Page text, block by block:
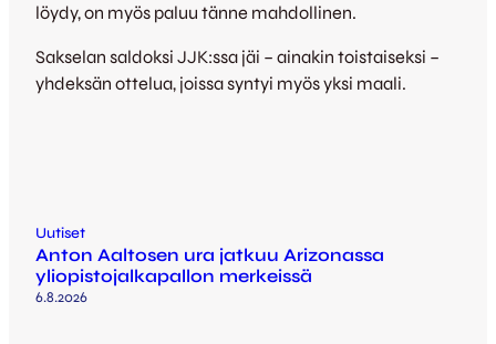
löydy, on myös paluu tänne mahdollinen.
Sakselan saldoksi JJK:ssa jäi – ainakin toistaiseksi –
yhdeksän ottelua, joissa syntyi myös yksi maali.
Uutiset
Anton Aaltosen ura jatkuu Arizonassa
yliopistojalkapallon merkeissä
6.8.2026